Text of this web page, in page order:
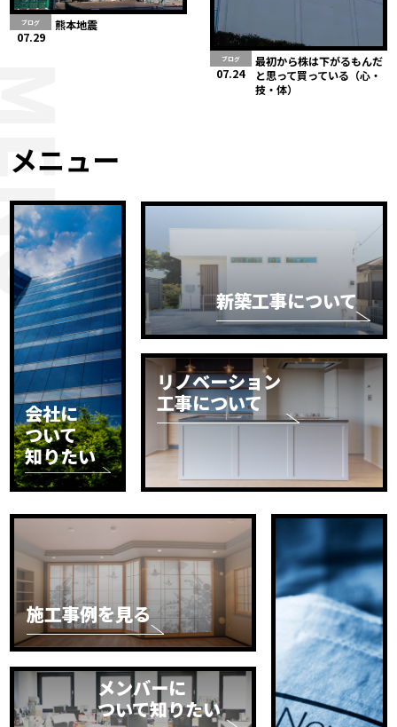
ブログ
07.29
熊本地震
ブログ
07.24
最初から株は下がるもんだ
と思って買っている（心・
技・体）
メニュー
会社に
ついて
知りたい
新築工事について
リノベーション
工事について
施工事例を見る
メンバーに
ついて知りたい